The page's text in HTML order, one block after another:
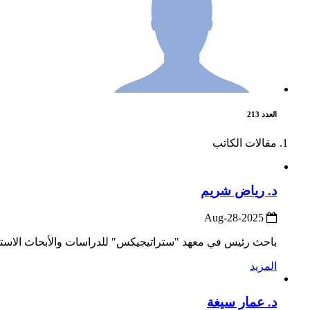
العدد 213
مقالات الكاتب
د. رياض شريم
باحث رئيس في معهد "ستراتيجيكس" للدراسات والأبحاث
المزيد
د. عمار سيغة